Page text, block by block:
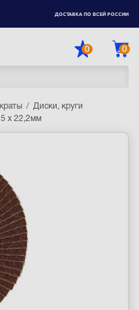
ДОСТАВКА ПО ВСЕЙ РОССИИ
0 0
Диски, круги
х 22,2мм